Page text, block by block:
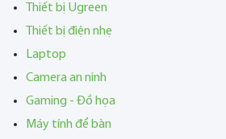
Thiết bị Ugreen
Thiết bị điện nhẹ
Laptop
Camera an ninh
Gaming - Đồ họa
Máy tính để bàn